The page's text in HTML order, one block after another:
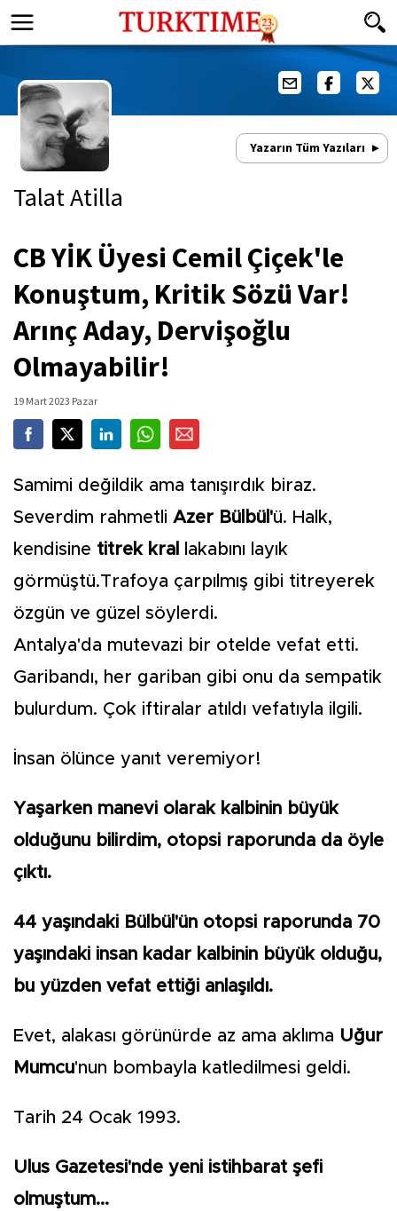
Yazarın Tüm Yazıları
Talat Atilla
CB YİK Üyesi Cemil Çiçek'le
Konuştum, Kritik Sözü Var!
Arınç Aday, Dervişoğlu
Olmayabilir!
19 Mart 2023 Pazar
Samimi değildik ama tanışırdık biraz.
Severdim rahmetli Azer Bülbül'ü. Halk,
kendisine titrek kral
lakabını layık
görmüştü.Trafoya çarpılmış gibi titreyerek
özgün ve güzel söylerdi.
Antalya'da mutevazi bir otelde vefat etti.
Garibandı, her gariban gibi onu da sempatik
bulurdum. Çok iftiralar atıldı vefatıyla ilgili.
İnsan ölünce yanıt veremiyor!
Yaşarken manevi olarak kalbinin büyük
olduğunu bilirdim, otopsi raporunda da öyle
çıktı.
44 yaşındaki Bülbül'ün otopsi raporunda 70
yaşındaki insan kadar kalbinin büyük olduğu,
bu yüzden vefat ettiği anlaşıldı.
Evet, alakası görünürde az ama aklıma Uğur
Mumcu'nun bombayla katledilmesi geldi.
Tarih 24 Ocak 1993.
Ulus Gazetesi'nde yeni istihbarat şefi
olmuştum...